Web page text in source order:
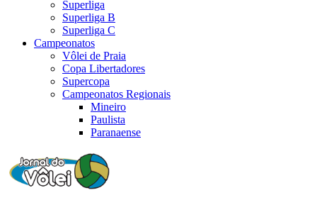
Superliga
Superliga B
Superliga C
Campeonatos
Vôlei de Praia
Copa Libertadores
Supercopa
Campeonatos Regionais
Mineiro
Paulista
Paranaense